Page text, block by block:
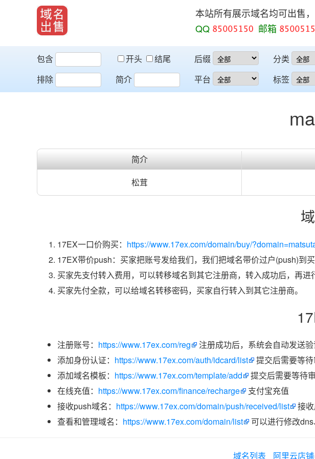
本站所有展示域名均可出售
QQ
邮箱
包含 开头
结尾
排除
简介
后缀
平台
分类
标签
简介
松茸
17EX一口价购买： https://www.17ex.com/domain/buy/
17EX带价push：买家把账号发给我们，我们把域名带价过户(push)到
买家先支付转入费用，可以转移域名到其它注册商，转入成功后，再进
买家先付全款，可以给域名转移密码，买家自行转入到其它注册商。
注册账号： https://www.17ex.com/reg
注册成功后，系统会自动发送
添加身份认证： https://www.17ex.com/auth/idcard/list
提交后需要等待
添加域名模板： https://www.17ex.com/template/add
提交后需要等待审
在线充值： https://www.17ex.com/finance/recharge
支付宝充值
接收push域名： https://www.17ex.com/domain/push/received/list
接
查看和管理域名： https://www.17ex.com/domain/list 可以进行修改
域名列表 阿里云店铺